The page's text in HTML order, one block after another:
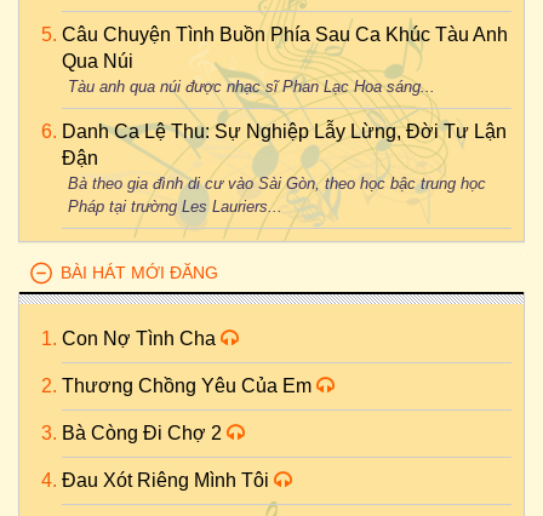
Câu Chuyện Tình Buồn Phía Sau Ca Khúc Tàu Anh
Qua Núi
Tàu anh qua núi được nhạc sĩ Phan Lạc Hoa sáng...
Danh Ca Lệ Thu: Sự Nghiệp Lẫy Lừng, Đời Tư Lận
Đận
Bà theo gia đình di cư vào Sài Gòn, theo học bậc trung học
Pháp tại trường Les Lauriers...
BÀI HÁT MỚI ĐĂNG
Con Nợ Tình Cha
Thương Chồng Yêu Của Em
Bà Còng Đi Chợ 2
Đau Xót Riêng Mình Tôi